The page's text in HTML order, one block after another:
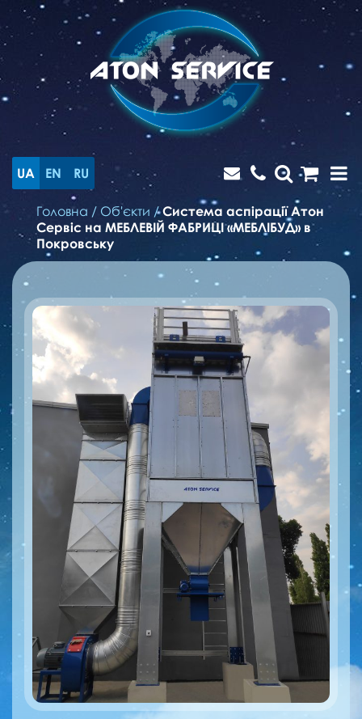
UA EN RU
Головна / Об'єкти /Система аспірації Атон
Сервіс на МЕБЛЕВІЙ ФАБРИЦІ «МЕБЛІБУД» в
Покровську